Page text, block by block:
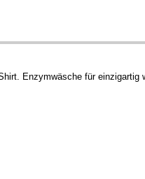
Enzymwäsche für